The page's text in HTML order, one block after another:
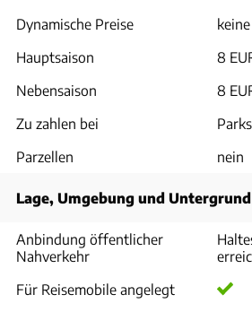
Dynamische Preise
Hauptsaison
8
Nebensaison
8
Zu zahlen bei
Parzellen
nein
Lage, Umgebung und Untergrund
Anbindung öffentlicher
Nahverkehr
Für Reisemobile angelegt